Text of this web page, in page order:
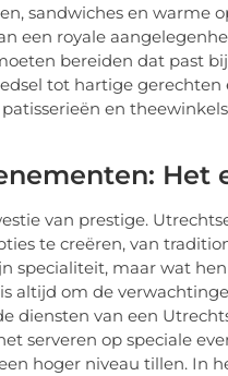
sandwiches en warme
een royale
bereiden dat past
tot hartige
en
Het
van prestige.
te creëren, van
specialiteit, maar wat
altijd om de
diensten van een
serveren op speciale
hoger niveau tillen. In